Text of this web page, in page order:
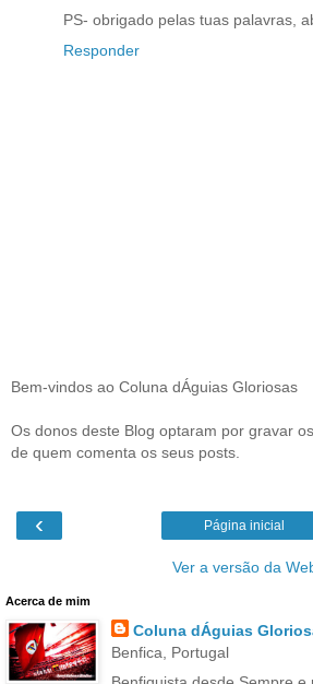
PS- obrigado pelas tuas palavras,
Responder
Bem-vindos ao Coluna dÁguias Gloriosas
Os donos deste Blog optaram por gravar
de quem comenta os seus posts.
‹ Página inicial
Ver a versão da
Acerca de mim
Coluna dÁguias
Benfica, Portugal